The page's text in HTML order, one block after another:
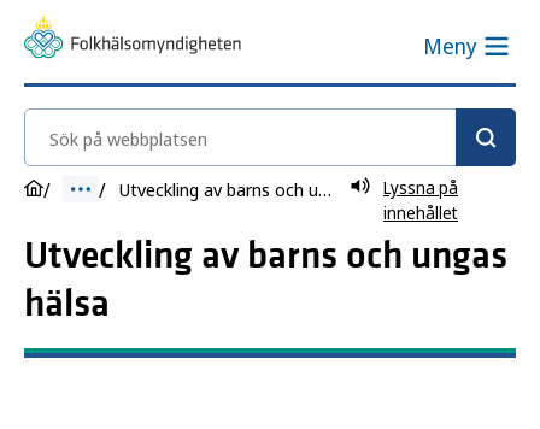
Meny
Sök på webbplatsen
Utveckling av barns och ungas hälsa
Lyssna på
innehållet
Utveckling av barns och ungas
hälsa